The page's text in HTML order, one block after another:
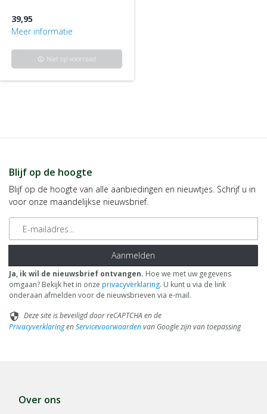
39,95
Meer informatie
info Niet op voorraad
Blijf op de hoogte
Blijf op de hoogte van alle aanbiedingen en nieuwtjes. Schrijf u in
voor onze maandelijkse nieuwsbrief.
E-mailadres
Aanmelden
Ja, ik wil de nieuwsbrief ontvangen. Hoe we met uw gegevens
omgaan? Bekijk het in onze privacyverklaring. U kunt u via de link
onderaan afmelden voor de nieuwsbrieven via e-mail.
security Deze site is beveiligd door reCAPTCHA en de
PrivacyverklaringenServicevoorwaardenvan Google zijn van toepassing
Over ons